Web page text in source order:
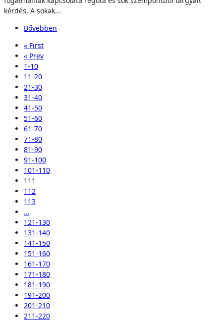
kérdés. A sokak...
Bővebben
« First
« Prev
1-10
11-20
21-30
31-40
41-50
51-60
61-70
71-80
81-90
91-100
101-110
111
112
113
…
121-130
131-140
141-150
151-160
161-170
171-180
181-190
191-200
201-210
211-220